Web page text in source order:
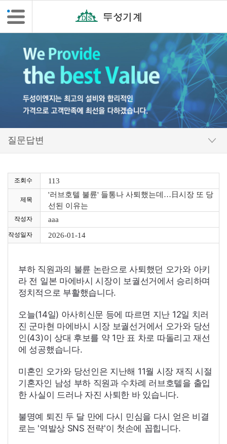
조회수 113
제목
'러브호텔 불륜' 들통나 사퇴했는데…日시장 또 당
선된 이유는
작성자 aaa
작성일자 2026-01-14
부하 직원과의 불륜 논란으로 사퇴했던 오가와 아키
라 전 일본 마에바시 시장이 보궐선거에서 승리하며
정치적으로 부활했습니다.
오늘(14일) 아사히신문 등에 따르면 지난 12일 치러
진 군마현 마에바시 시장 보궐선거에서 오가와 당선
인(43)이 상대 후보를 약 1만 표 차로 따돌리고 재선
에 성공했습니다.
미혼인 오가와 당선인은 지난해 11월 시장 재직 시절
기혼자인 남성 부하 직원과 수차례 러브호텔을 출입
한 사실이 드러나 자진 사퇴한 바 있습니다.
불명예 퇴진 두 달 만에 다시 민심을 다시 얻은 비결
로는 '역발상 SNS 전략'이 첫손에 꼽힙니다.